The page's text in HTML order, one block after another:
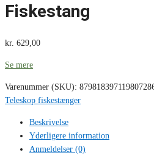
Fiskestang
kr. 629,00
Se mere
Varenummer (SKU):
Teleskop fiskestænger
Beskrivelse
Yderligere information
Anmeldelser (0)